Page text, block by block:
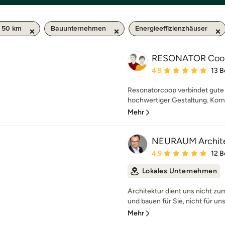
km Bauunternehmen Energieeffizienzhäuser
RESONATOR
Durchschnittliche
4,9 13
Resonatorcoop verbindet
hochwertiger Gestaltung.
Mehr
NEURAUM
Durchschnittliche
4,9 12
Lokales Unternehmen
Architektur dient uns nicht
und bauen für Sie, nicht für
Mehr